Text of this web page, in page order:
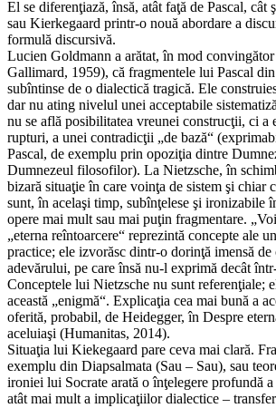
El se diferenţiază, însă, atât faţă de Pascal, cât
sau Kierkegaard printr-o nouă abordare a
formulă discursivă.
Lucien Goldmann a arătat, în mod
Gallimard, 1959), că fragmentele lui Pascal
subîntinse de o dialectică tragică. Ele
dar nu ating nivelul unei acceptabile
nu se află posibilitatea vreunei construcţii, ci a
rupturi, a unei contradicţii „de bază“
Pascal, de exemplu prin opoziţia dintre
Dumnezeul filosofilor). La Nietzsche, în
bizară situaţie în care voinţa de sistem şi chiar
sunt, în acelaşi timp, subînţelese şi ironizabile
opere mai mult sau mai puţin fragmentare.
„eterna reîntoarcere“ reprezintă concepte ale
practice; ele izvorăsc dintr-o dorinţă imensă de
adevărului, pe care însă nu-l exprimă decât
Conceptele lui Nietzsche nu sunt referenţiale;
această „enigmă“. Explicaţia cea mai bună a
oferită, probabil, de Heidegger, în Despre
aceluiaşi (Humanitas, 2014).
Situaţia lui Kiekegaard pare ceva mai clară.
exemplu din Diapsalmata (Sau – Sau), sau
ironiei lui Socrate arată o înţelegere profundă
atât mai mult a implicaţiilor dialectice –